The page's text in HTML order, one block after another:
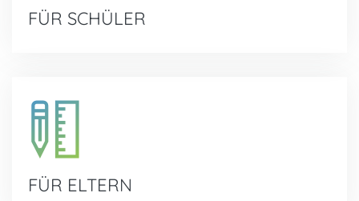
FÜR SCHÜLER
FÜR ELTERN